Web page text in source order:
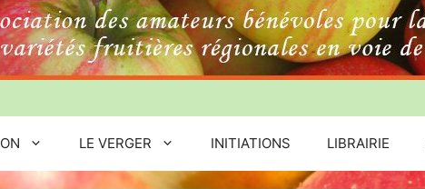
LE VERGER INITIATIONS LIBRAIRIE